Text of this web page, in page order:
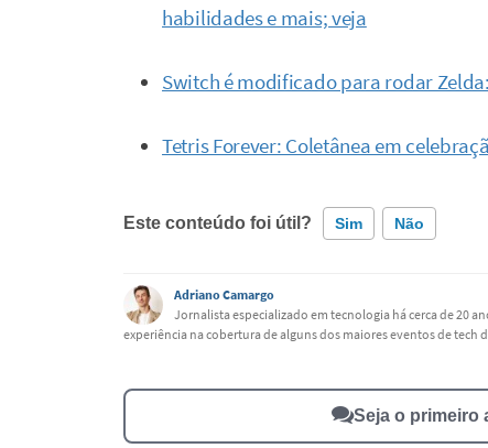
habilidades e mais; veja
Switch é modificado para rodar
Tetris Forever: Coletânea em
Este conteúdo foi útil? Sim Não
Este conteúdo contém informação incorreta
Este conteúdo não tem a informação que procuro
Adriano Camargo
Jornalista especializado em tecnologia há cerca de 20
experiência na cobertura de alguns dos maiores eventos de tech
Seja o primeiro